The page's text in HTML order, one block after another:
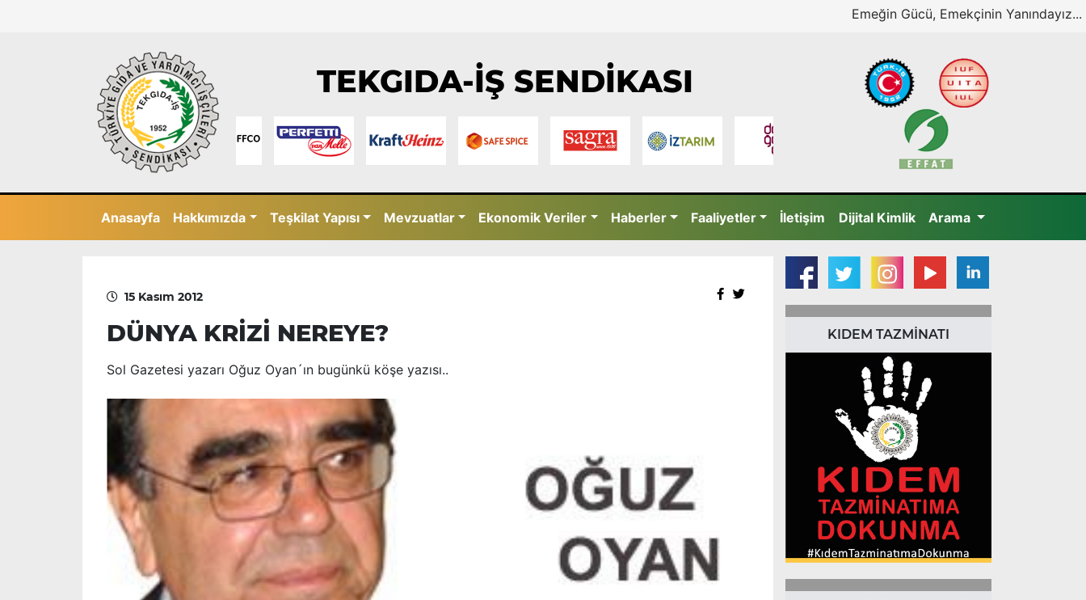
Emeğin Gücü, Emekçinin Yanındayız...
TEKGIDA-İŞ SENDİKASI
Anasayfa Hakkımızda Teşkilat Yapısı Mevzuatlar Ekonomik Veriler Haberler Faaliyetler İletişim Dijital Kimlik Arama
15 Kasım 2012
DÜNYA KRİZİ NEREYE?
Sol Gazetesi yazarı Oğuz Oyan´ın bugünkü köşe yazısı..
KIDEM TAZMİNATI